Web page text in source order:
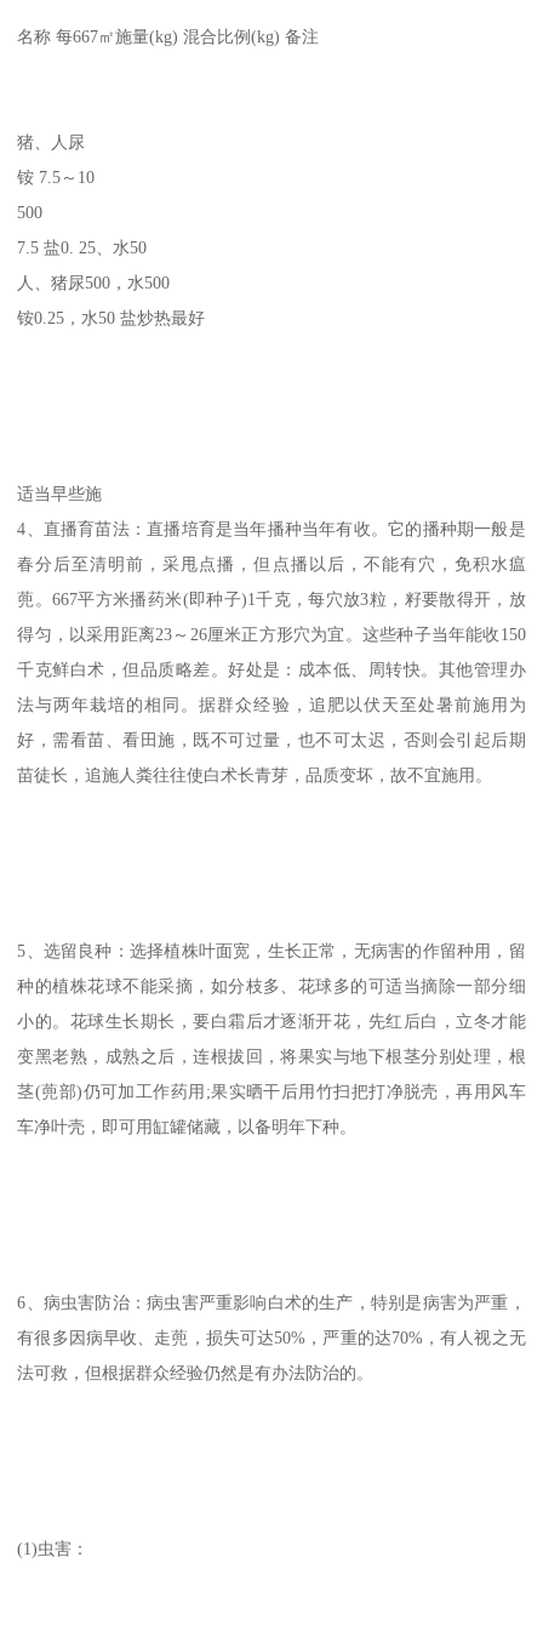
名称 每667㎡施量(kg) 混合比例(kg) 备注
猪、人尿
铵 7.5～10
500
7.5 盐0. 25、水50
人、猪尿500，水500
铵0.25，水50 盐炒热最好
适当早些施
4、直播育苗法：直播培育是当年播种当年有收。它的播种期一般是
春分后至清明前，采甩点播，但点播以后，不能有穴，免积水瘟
蔸。667平方米播药米(即种子)1千克，每穴放3粒，籽要散得开，放
得匀，以采用距离23～26厘米正方形穴为宜。这些种子当年能收150
千克鲜白术，但品质略差。好处是：成本低、周转快。其他管理办
法与两年栽培的相同。据群众经验，追肥以伏天至处暑前施用为
好，需看苗、看田施，既不可过量，也不可太迟，否则会引起后期
苗徒长，追施人粪往往使白术长青芽，品质变坏，故不宜施用。
5、选留良种：选择植株叶面宽，生长正常，无病害的作留种用，留
种的植株花球不能采摘，如分枝多、花球多的可适当摘除一部分细
小的。花球生长期长，要白霜后才逐渐开花，先红后白，立冬才能
变黑老熟，成熟之后，连根拔回，将果实与地下根茎分别处理，根
茎(蔸部)仍可加工作药用;果实晒干后用竹扫把打净脱壳，再用风车
车净叶壳，即可用缸罐储藏，以备明年下种。
6、病虫害防治：病虫害严重影响白术的生产，特别是病害为严重，
有很多因病早收、走蔸，损失可达50%，严重的达70%，有人视之无
法可救，但根据群众经验仍然是有办法防治的。
(1)虫害：